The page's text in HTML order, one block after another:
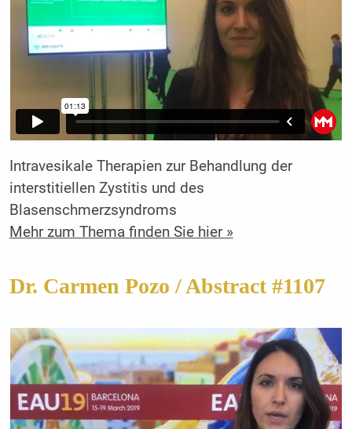
Intravesikale Therapien zur Behandlung der
interstitiellen Zystitis und des
Blasenschmerzsyndroms
Mehr zum Thema finden Sie hier »
Dr. Carmen Pozo / Abstract #1107